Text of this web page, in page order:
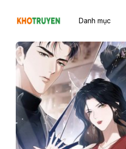
Danh mục